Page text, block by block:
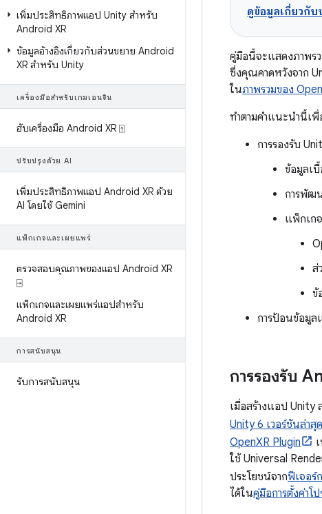
เพิ่มประสิทธิภาพแอป Unity สำหรับ
Android XR
ข้อมูลอ้างอิงเกี่ยวกับส่วนขยาย Android
XR สำหรับ Unity
เครื่องมือสำหรับเกมเอนจิน
ฮับเครื่องมือ Android XR ⍐
ปรับปรุงด้วย AI
เพิ่มประสิทธิภาพแอป Android XR ด้วย
AI โดยใช้ Gemini
แพ็กเกจและเผยแพร่
ตรวจสอบคุณภาพของแอป Android XR
⍈
แพ็กเกจและเผยแพร่แอปสำหรับ
Android XR
การสนับสนุน
รับการสนับสนุน
ดูข้อมูลเกี่ยวกั
คู่มือนี้จะแสดงภาพร
ซึ่งคุณคาดหวังจาก
ในภาพรวมของ
ทำตามคำแนะนำนี้เ
การรองรับ
ข้อมูลเ
การพัฒ
แพ็กเก
ส่
ข้
การป้อนข้อมูล
การรองรับ
เมื่อสร้างแอป Unity
Unity 6 เวอร์ชันล่าสุด
OpenXR Plugin
ใช้ Universal
ประโยชน์จากฟีเจอร์
ได้ในคู่มือการตั้งค่าโ